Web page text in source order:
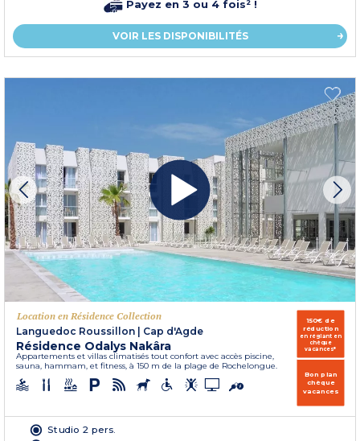
Payez en 3 ou 4 fois² !
VOIR LES DISPONIBILITÉS
Location en Résidence Collection
Languedoc Roussillon
Cap d'Agde
Résidence Odalys Nakâra
Appartements et villas climatisés tout confort avec accès piscine,
sauna, hammam, et fitness, à 150 m de la plage de Rochelongue.
150€ de
réduction
en réglant en
chèque
vacances*
Bon plan
chèque
vacances
Studio 2 pers.